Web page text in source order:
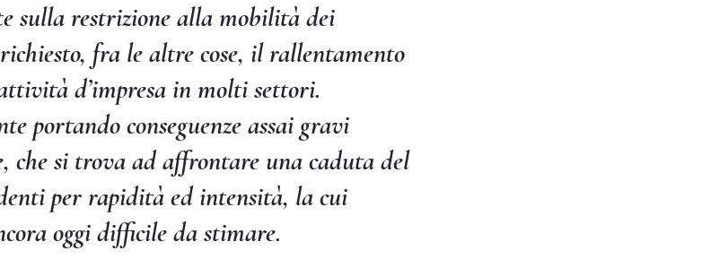
sulla restrizione alla mobilità dei
fra le altre cose, il rallentamento
d’impresa in molti settori.
portando conseguenze assai gravi
che si trova ad affrontare una caduta del
per rapidità ed intensità, la cui
oggi difficile da stimare.